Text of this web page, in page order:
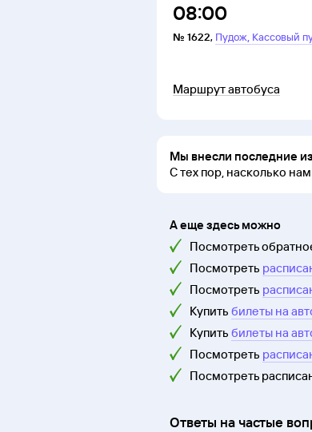
08:00
№ 1622, Пудож, Кассовый
Маршрут автобуса
Мы внесли последние
С тех пор, насколько
А еще здесь можно
Посмотреть
Посмотреть
Посмотреть
Купить билеты на
Купить билеты на
Посмотреть
Посмотреть
Ответы на частые